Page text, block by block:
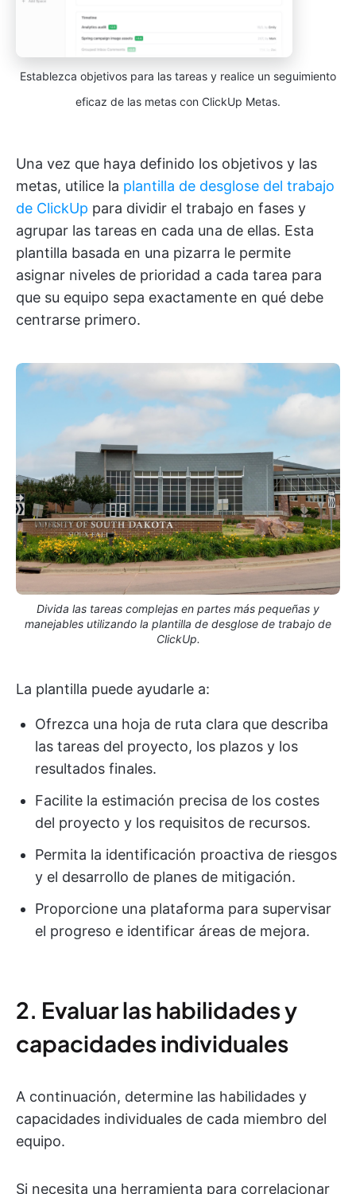
Establezca objetivos para las tareas y realice un seguimiento
eficaz de las metas con ClickUp Metas.
Una vez que haya definido los objetivos y las
metas, utilice la plantilla de desglose del trabajo
de ClickUp para dividir el trabajo en fases y
agrupar las tareas en cada una de ellas. Esta
plantilla basada en una pizarra le permite
asignar niveles de prioridad a cada tarea para
que su equipo sepa exactamente en qué debe
centrarse primero.
Divida las tareas complejas en partes más pequeñas y
manejables utilizando la plantilla de desglose de trabajo de
ClickUp.
La plantilla puede ayudarle a:
Ofrezca una hoja de ruta clara que describa
las tareas del proyecto, los plazos y los
resultados finales.
Facilite la estimación precisa de los costes
del proyecto y los requisitos de recursos.
Permita la identificación proactiva de riesgos
y el desarrollo de planes de mitigación.
Proporcione una plataforma para supervisar
el progreso e identificar áreas de mejora.
2. Evaluar las habilidades y
capacidades individuales
A continuación, determine las habilidades y
capacidades individuales de cada miembro del
equipo.
Si necesita una herramienta para correlacionar